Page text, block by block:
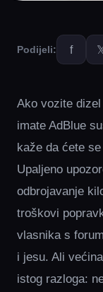
Podijeli: f
Ako vozite
imate AdBlue
kaže da ćete
Upaljeno
odbrojavanje
troškovi
vlasnika s
i jesu. Ali
istog razloga: